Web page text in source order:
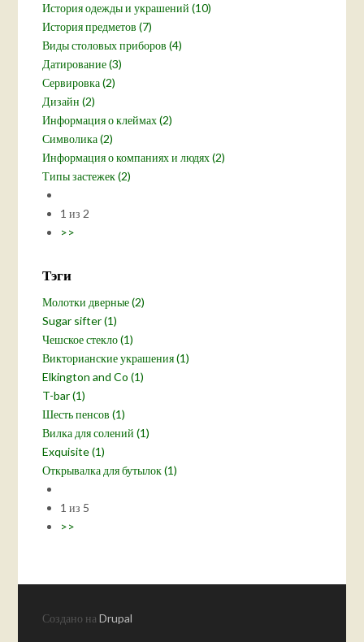
История одежды и украшений (10)
История предметов (7)
Виды столовых приборов (4)
Датирование (3)
Сервировка (2)
Дизайн (2)
Информация о клеймах (2)
Символика (2)
Информация о компаниях и людях (2)
Типы застежек (2)
1 из 2
>>
Тэги
Молотки дверные (2)
Sugar sifter (1)
Чешское стекло (1)
Викторианские украшения (1)
Elkington and Co (1)
T-bar (1)
Шесть пенсов (1)
Вилка для солений (1)
Exquisite (1)
Открывалка для бутылок (1)
1 из 5
>>
Создано наDrupal